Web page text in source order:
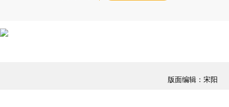
版面编辑：宋阳